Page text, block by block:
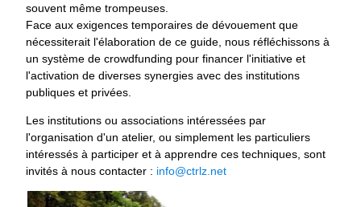
souvent même trompeuses.
Face aux exigences temporaires de dévouement que
nécessiterait l'élaboration de ce guide, nous réfléchissons à
un système de crowdfunding pour financer l'initiative et
l'activation de diverses synergies avec des institutions
publiques et privées.
Les institutions ou associations intéressées par
l'organisation d'un atelier, ou simplement les particuliers
intéressés à participer et à apprendre ces techniques, sont
invités à nous contacter : info@ctrlz.net